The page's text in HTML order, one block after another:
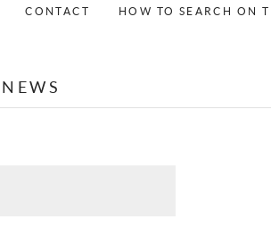
CONTACT HOW TO SEARCH ON
NEWS